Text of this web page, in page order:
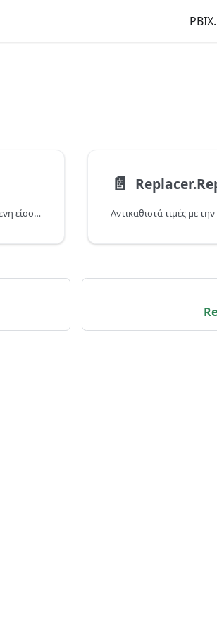
Αντικαθιστά το κείμενο με την παρεχόμενη είσοδο.
📄️
Αντικαθιστά τιμές με